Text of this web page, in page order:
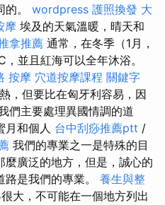
。 wordpress 護照換發 大
摩 埃及的天氣溫暖，晴天和
拿推薦 通常，在冬季（1月，
並且紅海可以全年沐浴。
按摩 穴道按摩課程 關鍵字
，但要比在匈牙利容易，因
們主要處理異國情調的道
月和個人 台中刮痧推薦ptt /
我們的專業之一是特殊的目
廣泛的地方，但是，誠心的
是我們的專業。 養生與整
大，不可能在一個地方列出